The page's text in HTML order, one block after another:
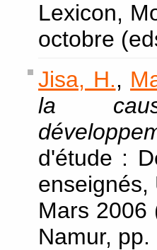
Lexicon,
octobre
Jisa, H.,
la
d'étude :
enseignés,
Mars 2006
Namur,